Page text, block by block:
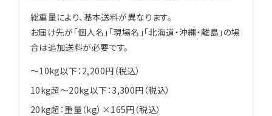
総重量により、基本送料が異なります。
お届け先が「個人名」「現場名」「北海道・沖縄・離島」の場
合は追加送料が必要です。
～10kg以下：2,200円（税込）
10kg超～20kg以下：3,300円（税込）
20kg超：重量（kg）×165円（税込）